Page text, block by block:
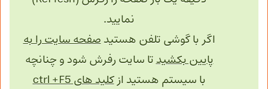
نمایید.
اگر با گوشی تلفن هستیدصفحه سایت را به
پایین بکشیدتا سایت رفرش شود و چنانچه
با سیستم هستید ازکلید های ctrl +F5